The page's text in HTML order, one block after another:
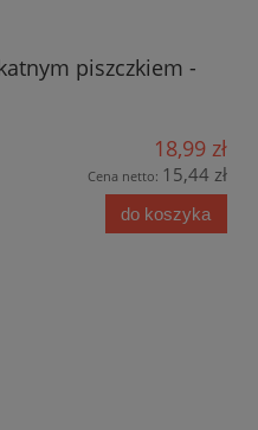
piszczkiem -
18,99 zł
Cena netto: 15,44 zł
do koszyka